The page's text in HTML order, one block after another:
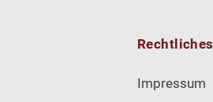
Rechtliches
Impressum